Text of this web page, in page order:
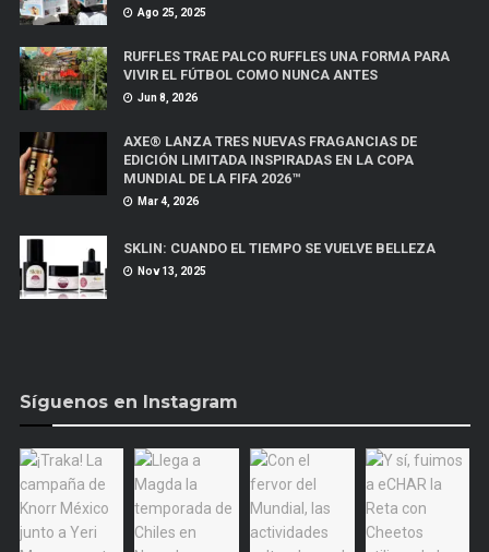
Ago 25, 2025
RUFFLES TRAE PALCO RUFFLES UNA FORMA PARA
VIVIR EL FÚTBOL COMO NUNCA ANTES
Jun 8, 2026
AXE® LANZA TRES NUEVAS FRAGANCIAS DE
EDICIÓN LIMITADA INSPIRADAS EN LA COPA
MUNDIAL DE LA FIFA 2026™
Mar 4, 2026
SKLIN: CUANDO EL TIEMPO SE VUELVE BELLEZA
Nov 13, 2025
Síguenos en Instagram